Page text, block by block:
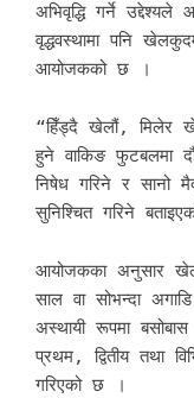
अभिवृद्धि गर्ने
वृद्धवस्थामा पनि
आयोजकको छ ।
“हिँड्दै खेलौं, मिलेर
हुने वाकिङ फुटबलमा
निषेध गरिने र सानो
सुनिश्चित गरिने
आयोजकका अनुसार
साल वा सोभन्दा
अस्थायी रूपमा
प्रथम, द्वितीय तथा
गरिएको छ ।